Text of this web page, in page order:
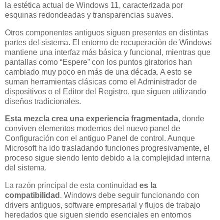
la estética actual de Windows 11, caracterizada por
esquinas redondeadas y transparencias suaves.
Otros componentes antiguos siguen presentes en distintas
partes del sistema. El entorno de recuperación de Windows
mantiene una interfaz más básica y funcional, mientras que
pantallas como “Espere” con los puntos giratorios han
cambiado muy poco en más de una década. A esto se
suman herramientas clásicas como el Administrador de
dispositivos o el Editor del Registro, que siguen utilizando
diseños tradicionales.
Esta mezcla crea una experiencia fragmentada, donde
conviven elementos modernos del nuevo panel de
Configuración con el antiguo Panel de control. Aunque
Microsoft ha ido trasladando funciones progresivamente, el
proceso sigue siendo lento debido a la complejidad interna
del sistema.
La razón principal de esta continuidad es la
compatibilidad . Windows debe seguir funcionando con
drivers antiguos, software empresarial y flujos de trabajo
heredados que siguen siendo esenciales en entornos